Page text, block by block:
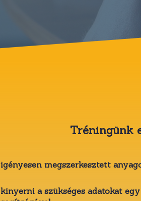
Tréningünk
igényesen megszerkesztett
kinyerni a szükséges adatokat